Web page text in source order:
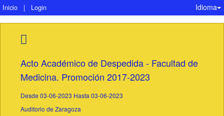
Inicio | Login Idioma
Acto Académico de Despedida - Facultad de
Medicina. Promoción 2017-2023
Desde 03-06-2023 Hasta 03-06-2023
Auditorio de Zaragoza